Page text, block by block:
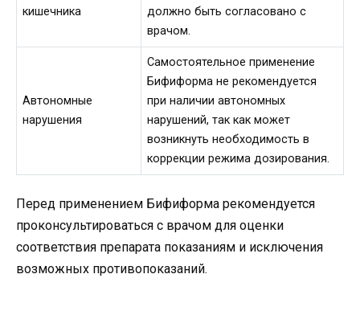
кишечника
должно быть согласовано с
врачом.
Автономные
нарушения
Самостоятельное применение
Бифиформа не рекомендуется
при наличии автономных
нарушений, так как может
возникнуть необходимость в
коррекции режима дозирования.
Перед применением Бифиформа рекомендуется
проконсультироваться с врачом для оценки
соответствия препарата показаниям и исключения
возможных противопоказаний.